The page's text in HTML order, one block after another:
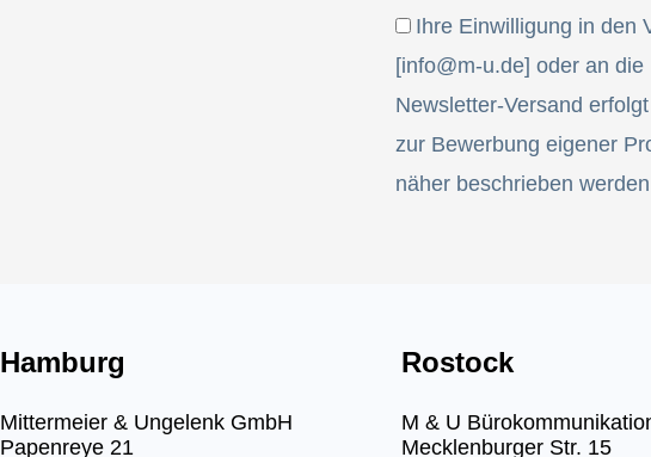
Ihre Einwilligung in den
[info@m-u.de] oder an
Newsletter-Versand
zur Bewerbung eigener
näher beschrieben
Hamburg
Mittermeier & Ungelenk GmbH
Papenreye 21
Rostock
M & U
Mecklenburger Str. 15